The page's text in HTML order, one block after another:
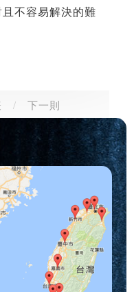
不容易解決的難
/ 下一則